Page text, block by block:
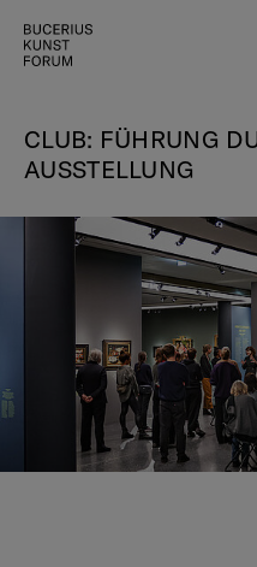
CLUB: FÜHRUNG
AUSSTELLUNG